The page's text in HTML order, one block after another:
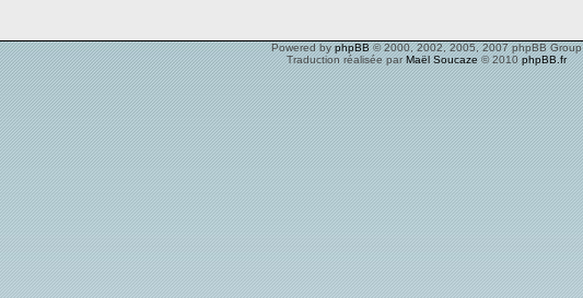
Powered byphpBB© 2000, 2002, 2005, 2007 phpBB Group
Traduction réalisée parMaël Soucaze© 2010phpBB.fr